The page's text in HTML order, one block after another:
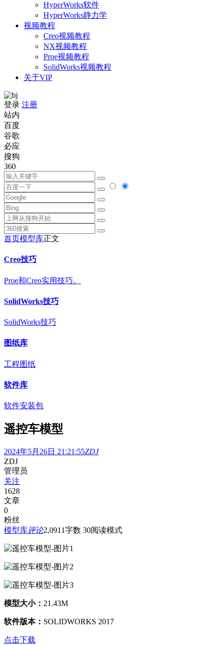
HyperWorks软件
HyperWorks静力学
视频教程
Creo视频教程
NX视频教程
Proe视频教程
SolidWorks视频教程
关于VIP
登录 注册
站内
百度
谷歌
必应
搜狗
360
首页模型库正文
Creo技巧
Proe和Creo实用技巧。
SolidWorks技巧
SolidWorks技巧
图纸库
工程图纸
软件库
软件安装包
遥控车模型
2024年5月26日 21:21:55ZDJ
ZDJ
管理员
关注
1628
文章
0
粉丝
模型库评论2,091 1字数 30阅读模式
模型大小： 21.43M
软件版本： SOLIDWORKS 2017
点击下载